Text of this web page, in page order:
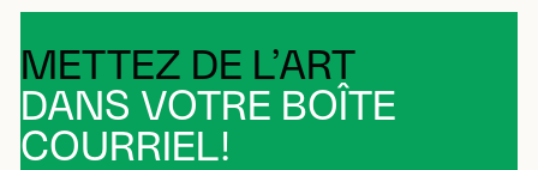
METTEZ DE L’ART
DANS VOTRE BOÎTE
COURRIEL!